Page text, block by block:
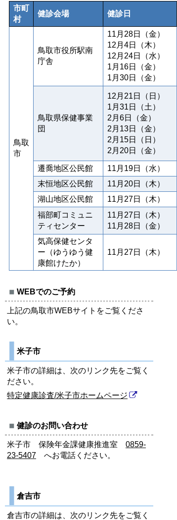
市町
村
健診会場 健診日
鳥取
市
鳥取市役所駅南
庁舎
11月28日（金）
12月4日（木）
12月24日（水）
1月16日（金）
1月30日（金）
鳥取県保健事業
団
12月21日（日）
1月31日（土）
2月6日（金）
2月13日（金）
2月15日（日）
2月20日（金）
遷喬地区公民館
11月19日（水）
末恒地区公民館
11月20日（木）
湖山地区公民館
11月27日（木）
福部町コミュニ
ティセンター
11月27日（木）
11月28日（金）
気高保健センタ
ー（ゆうゆう健
康館けたか）
11月27日（木）
WEBでのご予約
上記の鳥取市WEBサイトをご覧くださ
い。
米子市
米子市の詳細は、次のリンク先をご覧く
ださい。
特定健康診査/米子市ホームページ
健診のお問い合わせ
米子市 保険年金課健康推進室 0859-
23-5407 へお電話ください。
倉吉市
倉吉市の詳細は、次のリンク先をご覧く